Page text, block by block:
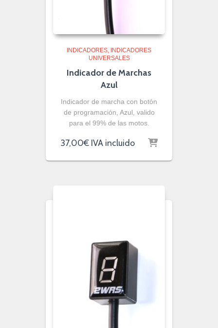
INDICADORES
INDICADORES
UNIVERSALES
Indicador de Marchas
Azul
Indicador de marcha con botón
de programación, Azul, valido
para el 99% de las motos.
37,00€ IVA incluido